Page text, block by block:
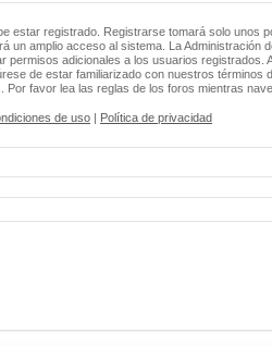
estar registrado. Registrarse tomará solo unos
un amplio acceso al sistema. La Administración
permisos adicionales a los usuarios registrados.
de estar familiarizado con nuestros términos
Por favor lea las reglas de los foros mientras
de uso | Política de privacidad